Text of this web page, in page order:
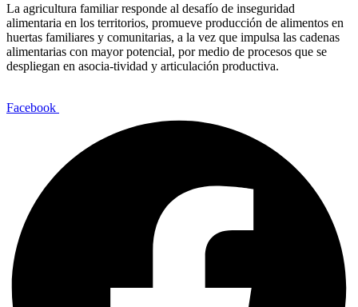
La agricultura familiar responde al desafío de inseguridad
alimentaria en los territorios, promueve producción de alimentos en
huertas familiares y comunitarias, a la vez que impulsa las cadenas
alimentarias con mayor potencial, por medio de procesos que se
despliegan en asocia-tividad y articulación productiva.
Facebook